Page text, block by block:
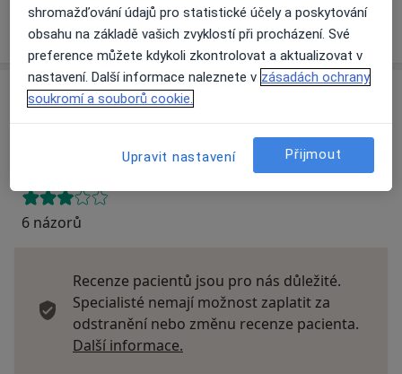
Více
o adrese
Názory
Přidejte svůj názor
6 názorů
Recenze pacientů jsou pro nás důležité.
Specialisté nemají možnost zaplatit za
odstranění nebo změnu recenze pacienta.
Další informace.
shromažďování údajů pro statistické účely a poskytování
obsahu na základě vašich zvyklostí při procházení. Své
preference můžete kdykoli zkontrolovat a aktualizovat v
nastavení. Další informace naleznete v zásadách ochrany
soukromí a souborů cookie.
Upravit nastavení Přijmout